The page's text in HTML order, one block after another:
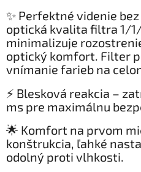
✨ Perfektné videnie
optická kvalita filtra 1/
minimalizuje
optický komfort. Filter
vnímanie farieb na
⚡ Blesková reakcia –
ms pre maximálnu
🌟 Komfort na prvom
konštrukcia, ľahké
odolný proti vlhkosti.